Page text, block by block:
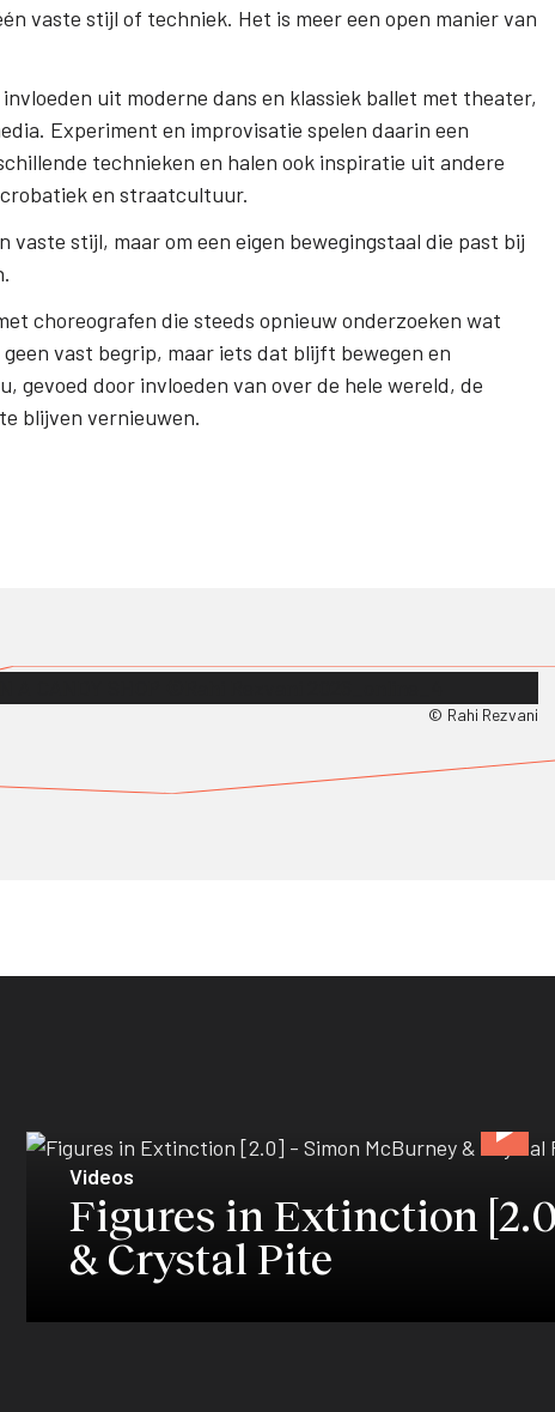
vaste stijl of techniek. Het is meer een open manier van
uit moderne dans en klassiek ballet met theater,
Experiment en improvisatie spelen daarin een
technieken en halen ook inspiratie uit andere
en straatcultuur.
vaste stijl, maar om een eigen bewegingstaal die past bij
choreografen die steeds opnieuw onderzoeken wat
vast begrip, maar iets dat blijft bewegen en
gevoed door invloeden van over de hele wereld, de
blijven vernieuwen.
© Rahi Rezvani
Videos
Figures in Extinction
& Crystal Pite